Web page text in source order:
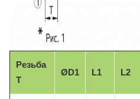
Резьба
Т
ØD1 L1 L2